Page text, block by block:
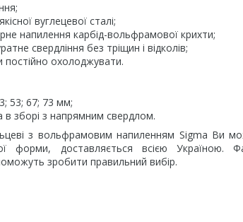
вуглецевої сталі;
напилення карбід-вольфрамової крихти;
свердління без тріщин і відколів;
охолоджувати.
53; 67; 73 мм;
зборі з напрямним свердлом.
з вольфрамовим напиленням Sigma Ви
форми, доставляється всією Україною.
зробити правильний вибір.